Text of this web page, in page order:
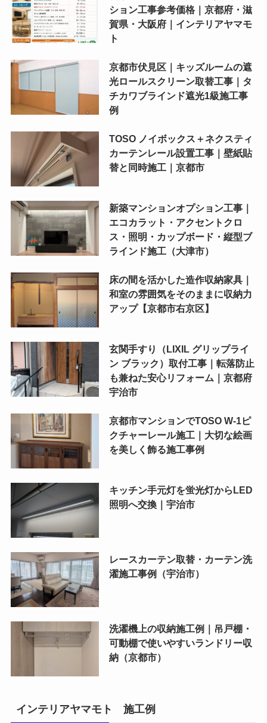
ション工事参考価格｜京都府・滋
賀県・大阪府｜インテリアヤマモ
ト
京都市伏見区｜キッズルームの遮
光ロールスクリーン取替工事｜タ
チカワブラインド遮光1級施工事
例
TOSO ノイボックス＋ネクスティ
カーテンレール設置工事｜壁紙貼
替と同時施工｜京都市
新築マンションオプション工事｜
エコカラット・アクセントクロ
ス・照明・カップボード・縦型ブ
ラインド施工（大津市）
床の間を活かした造作収納家具｜
和室の雰囲気をそのままに収納力
アップ【京都市右京区】
玄関手すり（LIXIL グリップライ
ン ブラック）取付工事｜転落防止
も兼ねた安心リフォーム｜京都府
宇治市
京都市マンションでTOSO W-1ピ
クチャーレール施工｜大切な絵画
を美しく飾る施工事例
キッチン手元灯を蛍光灯からLED
照明へ交換｜宇治市
レースカーテン取替・カーテン洗
濯施工事例（宇治市）
洗濯機上の収納施工例｜吊戸棚・
可動棚で使いやすいランドリー収
納（京都市）
インテリアヤマモト 施工例